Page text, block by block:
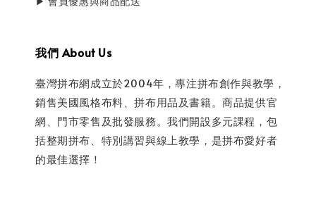
我們 About Us
臺灣拼布網成立於2004年，專注拼布創作與教學，
銷售美國風格布料、拼布用品及書籍。商品提供官
網、門市零售及批發服務。我們開設多元課程，包
括整期拼布、特別講習與線上教學，是拼布愛好者
的最佳選擇！